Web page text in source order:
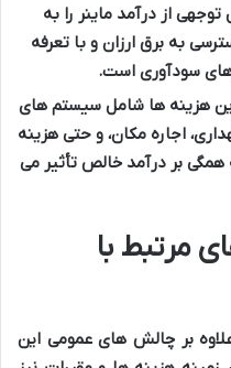
از درآمد ماینر را به
به برق ارزان و با تعرفه
سودآوری است.
هزینه ها شامل سیستم های
اجاره مکان، و حتی هزینه
بر درآمد خالص تأثیر می
مرتبط با
علاوه بر چالش های عمومی این